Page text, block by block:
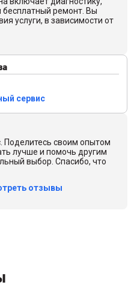
бесплатный ремонт. Вы
услуги, в зависимости от
сервис
своим опытом
лучше и помочь другим
выбор. Спасибо, что
отзывы